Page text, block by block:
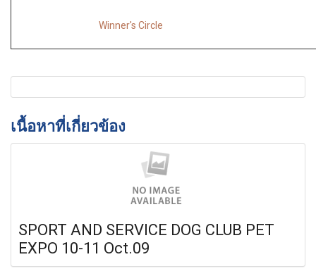
Winner's Circle
เนื้อหาที่เกี่ยวข้อง
SPORT AND SERVICE DOG CLUB PET
EXPO 10-11 Oct.09